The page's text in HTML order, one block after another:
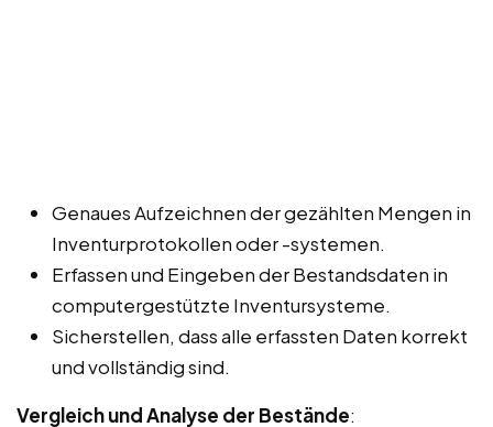
Genaues Aufzeichnen der gezählten Mengen in
Inventurprotokollen oder -systemen.
Erfassen und Eingeben der Bestandsdaten in
computergestützte Inventursysteme.
Sicherstellen, dass alle erfassten Daten korrekt
und vollständig sind.
Vergleich und Analyse der Bestände: